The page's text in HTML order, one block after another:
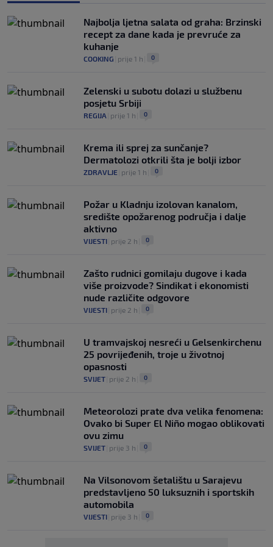
Najbolja ljetna salata od graha: Brzinski
recept za dane kada je prevruće za
kuhanje
COOKING prije 1 h 0
Zelenski u subotu dolazi u službenu
posjetu Srbiji
REGIJA prije 1 h 0
Krema ili sprej za sunčanje?
Dermatolozi otkrili šta je bolji izbor
ZDRAVLJE prije 1 h 0
Požar u Kladnju izolovan kanalom,
središte opožarenog područja i dalje
aktivno
VIJESTI prije 2 h 0
Zašto rudnici gomilaju dugove i kada
više proizvode? Sindikat i ekonomisti
nude različite odgovore
VIJESTI prije 2 h 0
U tramvajskoj nesreći u Gelsenkirchenu
25 povrijeđenih, troje u životnoj
opasnosti
SVIJET prije 2 h 0
Meteorolozi prate dva velika fenomena:
Ovako bi Super El Niño mogao oblikovati
ovu zimu
SVIJET prije 3 h 0
Na Vilsonovom šetalištu u Sarajevu
predstavljeno 50 luksuznih i sportskih
automobila
VIJESTI prije 3 h 0